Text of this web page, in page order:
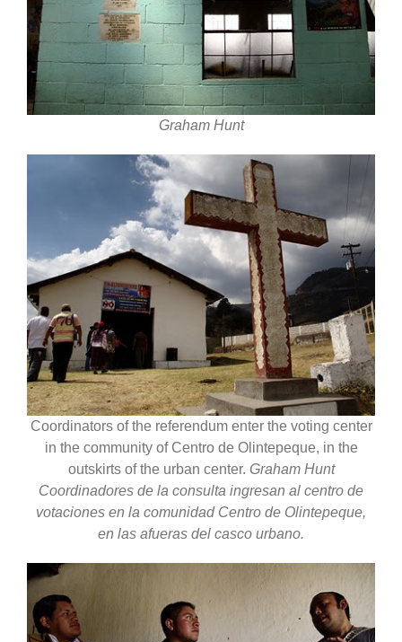
Graham Hunt
Coordinators of the referendum enter the voting center
in the community of Centro de Olintepeque, in the
outskirts of the urban center. Graham Hunt
Coordinadores de la consulta ingresan al centro de
votaciones en la comunidad Centro de Olintepeque,
en las afueras del casco urbano.